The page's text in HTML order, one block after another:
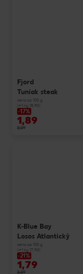
Fjord
Tuniak steak
cena za 100 g
(=1 kg 18,90)
-17%
1,89
2,29
K-Blue Bay
Losos Atlantický
cena za 100 g
(=1 kg 17,90)
-21%
1,79
2,29